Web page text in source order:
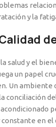
y la
salud y el
un papel
Un ambiente
conciliación
acondicionado
en